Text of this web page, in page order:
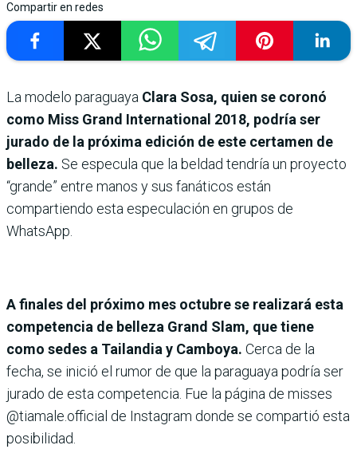
Compartir en redes
La modelo paraguaya Clara Sosa, quien se coronó
como Miss Grand International 2018, podría ser
jurado de la próxima edición de este certamen de
belleza. Se especula que la beldad tendría un proyecto
“grande” entre manos y sus fanáticos están
compartiendo esta especulación en grupos de
WhatsApp.
A finales del próximo mes octubre se realizará esta
competencia de belleza Grand Slam, que tiene
como sedes a Tailandia y Camboya. Cerca de la
fecha, se inició el rumor de que la paraguaya podría ser
jurado de esta competencia. Fue la página de misses
@tiamale.official de Instagram donde se compartió esta
posibilidad.